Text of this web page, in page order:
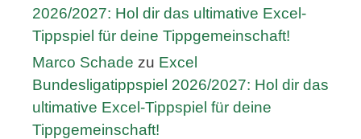
2026/2027: Hol dir das ultimative Excel-
Tippspiel für deine Tippgemeinschaft!
Marco Schade zu Excel
Bundesligatippspiel 2026/2027: Hol dir das
ultimative Excel-Tippspiel für deine
Tippgemeinschaft!